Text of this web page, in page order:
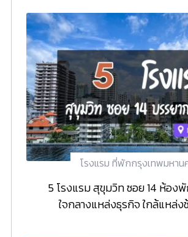
โรงแรม ที่พักกรุงเทพมหาน
5 โรงแรม สุขุมวิท ซอย 14 ห้อง
ใจกลางแหล่งธุรกิจ ใกล้แหล่